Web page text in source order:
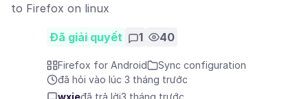
to Firefox on linux
Đã giải quyết 1 40
Firefox for Android
Sync configuration
đã hỏi vào lúc 3 tháng trước